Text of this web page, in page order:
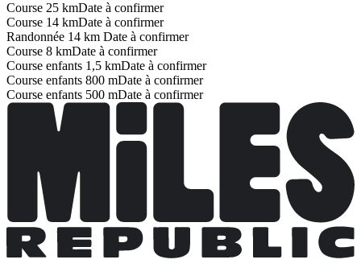
Course 25 kmDate à confirmer
Course 14 kmDate à confirmer
Randonnée 14 km Date à confirmer
Course 8 kmDate à confirmer
Course enfants 1,5 kmDate à confirmer
Course enfants 800 mDate à confirmer
Course enfants 500 mDate à confirmer